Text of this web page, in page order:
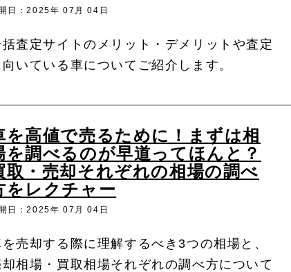
日：2025年 07月 04日
査定サイトのメリット・デメリットや査定
いている車についてご紹介します。
を高値で売るために！まずは相
を調べるのが早道ってほんと？
取・売却それぞれの相場の調べ
をレクチャー
日：2025年 07月 04日
売却する際に理解するべき3つの相場と、
相場・買取相場それぞれの調べ方について